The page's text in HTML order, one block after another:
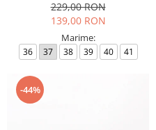
229,00 RON
139,00 RON
Marime:
36 37 38 39 40 41
-44%